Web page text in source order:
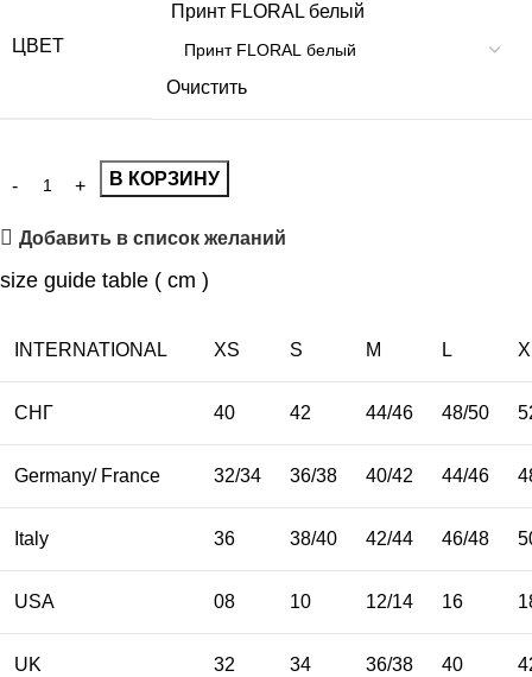
ЦВЕТ
Принт FLORAL белый
Очистить
В КОРЗИНУ
Добавить в список желаний
size guide table ( cm )
INTERNATIONAL XS S M L
СНГ 40 42 44/46 48/50
Germany/ France 32/34 36/38 40/42 44/46
Italy 36 38/40 42/44 46/48
USA 08 10 12/14 16
UK 32 34 36/38 40